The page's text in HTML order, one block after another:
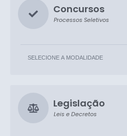
Concursos
Processos Seletivos
Legislação
Leis e Decretos